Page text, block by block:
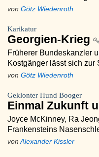
von Götz Wiedenroth
Karikatur
Georgien-Krieg
Früherer Bundeskanzler
Kostgänger lässt sich zur
von Götz Wiedenroth
Geklonter Hund Booger
Einmal Zukunft
Joyce McKinney, Ra
Frankensteins
von Alexander Kissler